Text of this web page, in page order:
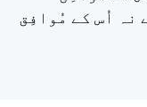
نہ اُس کے مُوافِق